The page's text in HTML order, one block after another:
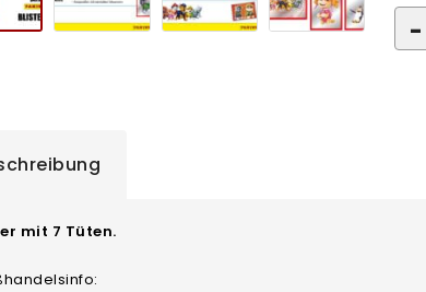
mit 7 Tüten.